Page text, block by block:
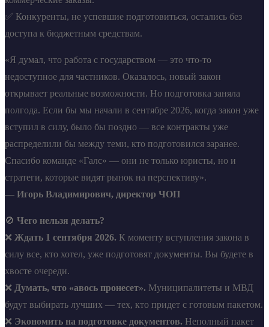
✅ Конкуренты, не успевшие подготовиться, остались без
доступа к бюджетным средствам.
«Я думал, что работа с государством — это что-то
недоступное для частников. Оказалось, новый закон
открывает реальные возможности. Но подготовка заняла
полгода. Если бы мы начали в сентябре 2026, когда закон уже
вступил в силу, было бы поздно — все контракты уже
распределили бы между теми, кто подготовился заранее.
Спасибо команде «Галс» — они не только юристы, но и
стратеги, которые видят рынок на перспективу».
— Игорь Владимирович, директор ЧОП
🚫 Чего нельзя делать?
❌ Ждать 1 сентября 2026. К моменту вступления закона в
силу все, кто хотел, уже подготовят документы. Вы будете в
хвосте очереди.
❌ Думать, что «авось пронесет». Муниципалитеты и МВД
будут выбирать лучших — тех, кто придет с готовым пакетом.
❌ Экономить на подготовке документов. Неполный пакет